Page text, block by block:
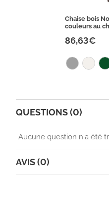
Chaise bois
couleurs au
86,63€
QUESTIONS (0)
Aucune question n'a été
AVIS (0)